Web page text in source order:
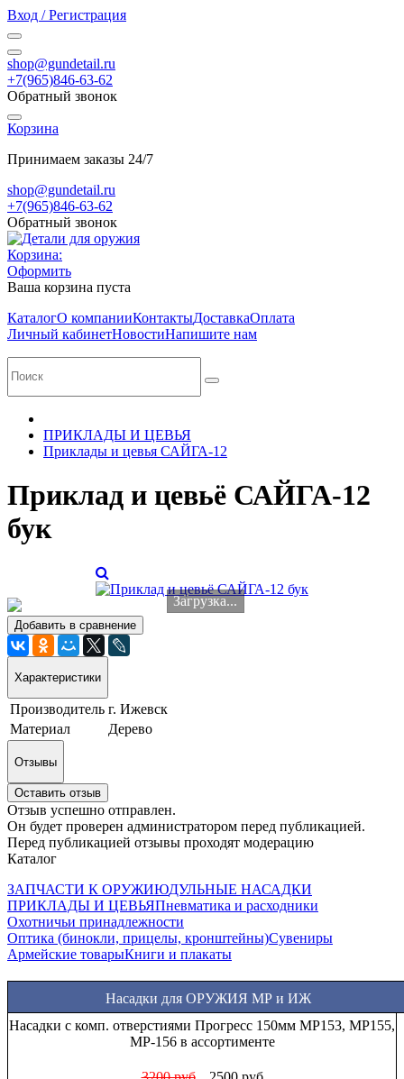
Вход / Регистрация
shop@gundetail.ru
+7(965)846-63-62
Обратный звонок
Корзина
Принимаем заказы 24/7
shop@gundetail.ru
+7(965)846-63-62
Обратный звонок
Корзина:
Оформить
Ваша корзина пуста
КаталогО компанииКонтактыДоставкаОплата
Личный кабинетНовостиНапишите нам
ПРИКЛАДЫ И ЦЕВЬЯ
Приклады и цевья САЙГА-12
Приклад и цевьё САЙГА-12
бук
Загрузка...
Добавить в сравнение
Характеристики
Производитель г. Ижевск
Материал
Дерево
Отзывы
Оставить отзыв
Отзыв успешно отправлен.
Он будет проверен администратором перед публикацией.
Перед публикацией отзывы проходят модерацию
Каталог
ЗАПЧАСТИ К ОРУЖИЮДУЛЬНЫЕ НАСАДКИ
ПРИКЛАДЫ И ЦЕВЬЯПневматика и расходники
Охотничьи принадлежности
Оптика (бинокли, прицелы, кронштейны)Сувениры
Армейские товарыКниги и плакаты
Насадки для ОРУЖИЯ МР и ИЖ
Насадки с комп. отверстиями Прогресс 150мм МР153, МР155,
МР-156 в ассортименте